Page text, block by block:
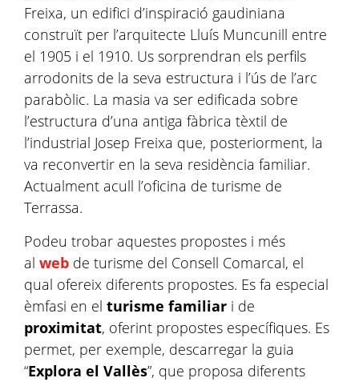
Freixa, un edifici d’inspiració gaudiniana
construït per l’arquitecte Lluís Muncunill entre
el 1905 i el 1910. Us sorprendran els perfils
arrodonits de la seva estructura i l’ús de l’arc
parabòlic. La masia va ser edificada sobre
l’estructura d’una antiga fàbrica tèxtil de
l’industrial Josep Freixa que, posteriorment, la
va reconvertir en la seva residència familiar.
Actualment acull l’oficina de turisme de
Terrassa.
Podeu trobar aquestes propostes i més
al web de turisme del Consell Comarcal, el
qual ofereix diferents propostes. Es fa especial
èmfasi en el turisme familiar i de
proximitat, oferint propostes específiques. Es
permet, per exemple, descarregar la guia
“Explora el Vallès”, que proposa diferents